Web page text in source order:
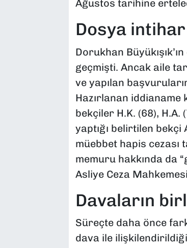
Ağustos tarihine
Dosya intihar
Dorukhan
geçmişti. Ancak aile
ve yapılan
Hazırlanan
bekçiler H.K. (68), H.A.
yaptığı belirtilen bekçi
müebbet hapis cezası
memuru hakkında da
Asliye Ceza
Davaların
Süreçte daha önce
dava ile